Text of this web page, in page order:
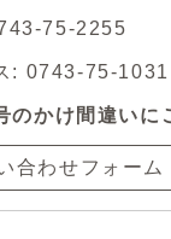
75-2255
: 0743-75-1031
のかけ間違いに
合わせフォーム